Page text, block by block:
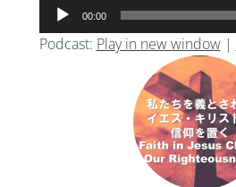
声
プ
00:00
Podcast: Play in new window|